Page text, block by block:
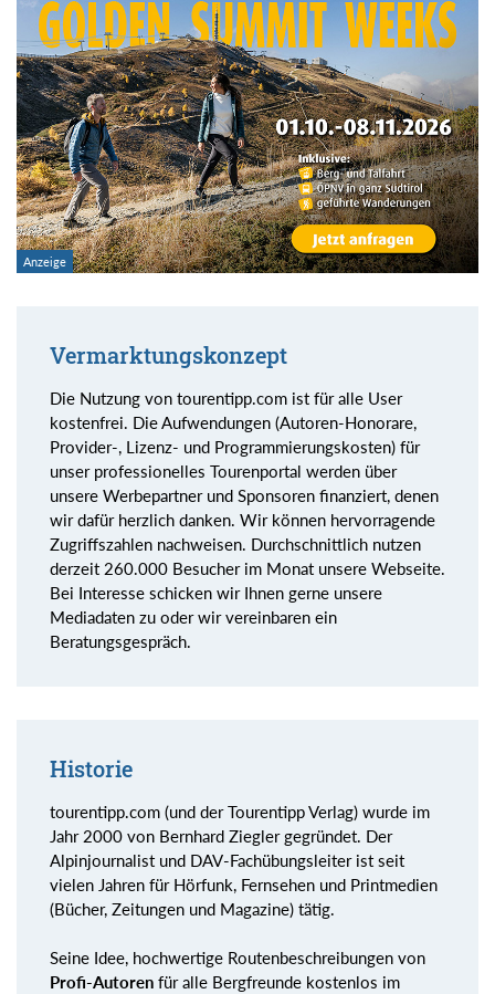
Vermarktungskonzept
Die Nutzung von tourentipp.com ist für alle User
kostenfrei. Die Aufwendungen (Autoren-Honorare,
Provider-, Lizenz- und Programmierungskosten) für
unser professionelles Tourenportal werden über
unsere Werbepartner und Sponsoren finanziert, denen
wir dafür herzlich danken. Wir können hervorragende
Zugriffszahlen nachweisen. Durchschnittlich nutzen
derzeit 260.000 Besucher im Monat unsere Webseite.
Bei Interesse schicken wir Ihnen gerne unsere
Mediadaten zu oder wir vereinbaren ein
Beratungsgespräch.
Historie
tourentipp.com (und der Tourentipp Verlag) wurde im
Jahr 2000 von Bernhard Ziegler gegründet. Der
Alpinjournalist und DAV-Fachübungsleiter ist seit
vielen Jahren für Hörfunk, Fernsehen und Printmedien
(Bücher, Zeitungen und Magazine) tätig.
Seine Idee, hochwertige Routenbeschreibungen von
Profi-Autoren für alle Bergfreunde kostenlos im